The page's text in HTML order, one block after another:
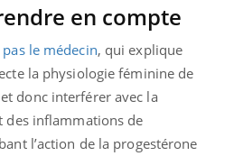
en compte
pas le médecin, qui explique
la physiologie féminine de
donc interférer avec la
des inflammations de
l’action de la progestérone